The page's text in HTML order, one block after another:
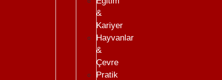
&
Kariyer
Hayvanlar
&
Çevre
Pratik